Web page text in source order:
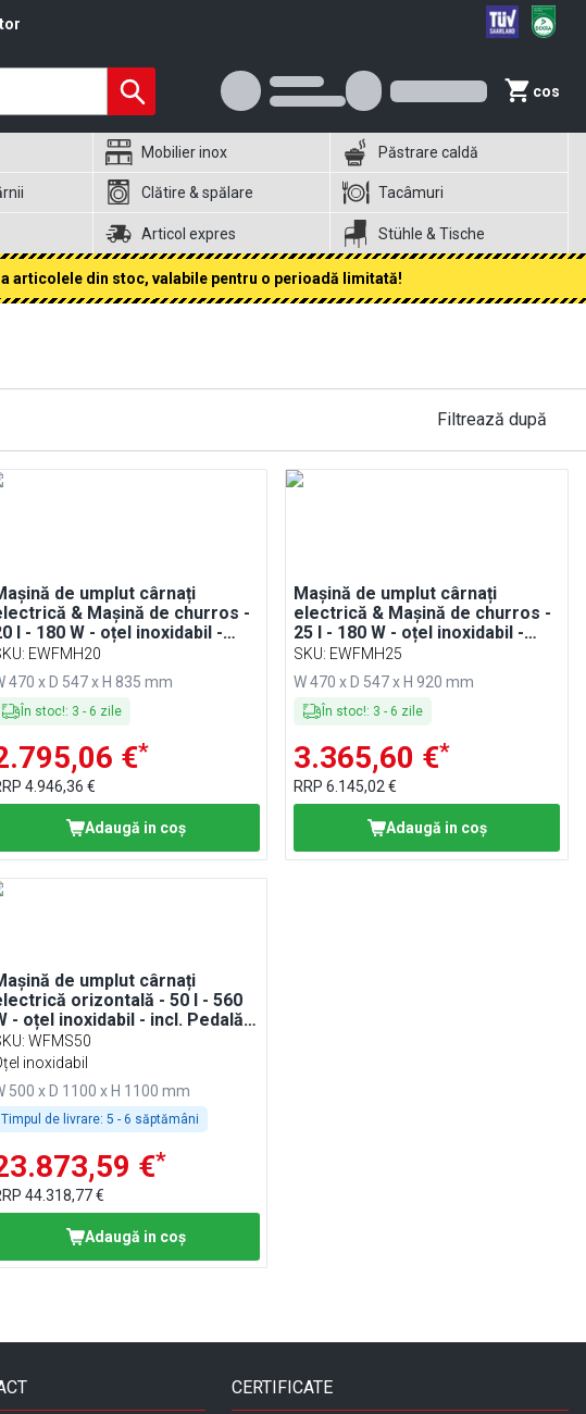
cos
Mobilier inox Păstrare caldă
Clătire & spălare Tacâmuri
Articol expres Stühle & Tische
articolele din stoc, valabile pentru o perioadă limitată!
Filtrează după
de umplut cârnați
& Mașină de churros -
l - 180 W - oțel inoxidabil -
Pedală de acționare & 4
pentru cârnați & 3 duze
churros
: EWFMH20
470 x D 547 x H 835 mm
În stoc!: 3 - 6 zile
€*
4.946,36 €
Adaugă in coş
Mașină de umplut cârnați
electrică & Mașină de churros -
25 l - 180 W - oțel inoxidabil -
incl. Pedală de acționare & 4
duze pentru cârnați & 3 duze
pentru churros
SKU: EWFMH25
W 470 x D 547 x H 920 mm
În stoc!: 3 - 6 zile
3.365,60 €*
RRP 6.145,02 €
Adaugă in coş
de umplut cârnați
orizontală - 50 l - 560
- oțel inoxidabil - incl. Pedală
acționare & 3 duze pentru
:WFMS50
inoxidabil
500 x D 1100 x H 1100 mm
Timpul de livrare: 5 - 6 săptămâni
€*
44.318,77 €
Adaugă in coş
CERTIFICATE